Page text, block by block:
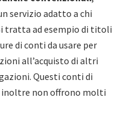
servizio adatto a chi
tratta ad esempio di titoli
di conti da usare per
all’acquisto di altri
Questi conti di
inoltre non offrono molti